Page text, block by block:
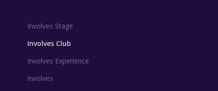
Involves Stage
Involves Club
Involves Experience
Involves